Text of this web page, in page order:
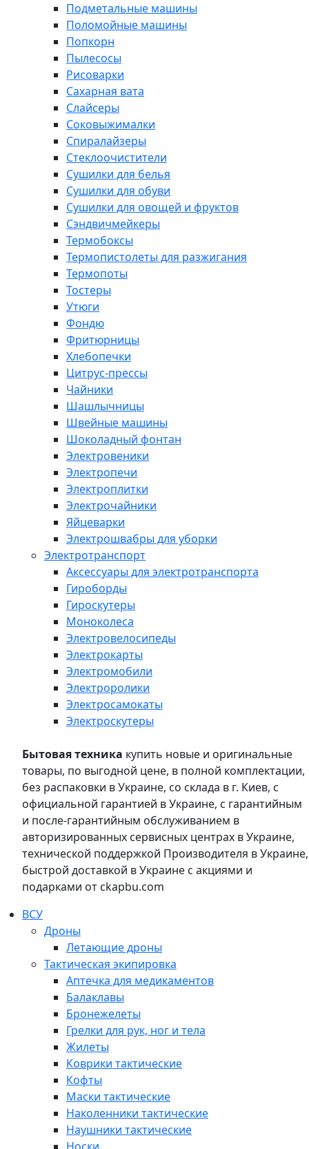
Подметальные машины
Поломойные машины
Попкорн
Пылесосы
Рисоварки
Сахарная вата
Слайсеры
Соковыжималки
Спиралайзеры
Стеклоочистители
Сушилки для белья
Сушилки для обуви
Сушилки для овощей и фруктов
Сэндвичмейкеры
Термобоксы
Термопистолеты для разжигания
Термопоты
Тостеры
Утюги
Фондю
Фритюрницы
Хлебопечки
Цитрус-прессы
Чайники
Шашлычницы
Швейные машины
Шоколадный фонтан
Электровеники
Электропечи
Электроплитки
Электрочайники
Яйцеварки
Электрошвабры для уборки
Электротранспорт
Аксессуары для электротранспорта
Гироборды
Гироскутеры
Моноколеса
Электровелосипеды
Электрокарты
Электромобили
Электроролики
Электросамокаты
Электроскутеры
Бытовая техника купить новые и оригинальные
товары, по выгодной цене, в полной комплектации,
без распаковки в Украине, со склада в г. Киев, с
официальной гарантией в Украине, с гарантийным
и после-гарантийным обслуживанием в
авторизированных сервисных центрах в Украине,
технической поддержкой Производителя в Украине,
быстрой доставкой в Украине с акциями и
подарками от ckapbu.com
ВСУ
Дроны
Летающие дроны
Тактическая экипировка
Аптечка для медикаментов
Балаклавы
Бронежелеты
Грелки для рук, ног и тела
Жилеты
Коврики тактические
Кофты
Маски тактические
Наколенники тактические
Наушники тактические